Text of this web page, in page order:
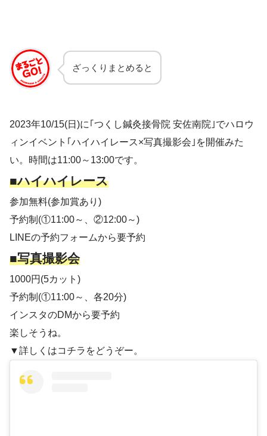
ざっくりまとめると
2023年10/15(日)に｢つくし鍼灸接骨院 安佐南院｣でハロウ
ィンイベント｢ハイハイレース×写真撮影会｣を開催みた
い。時間は11:00～13:00です。
■ハイハイレース
参加無料(参加賞あり)
予約制(①11:00～、②12:00～)
LINEの予約フォームから要予約
■写真撮影会
1000円(5カット)
予約制(①11:00～、各20分)
インスタのDMから要予約
楽しそうね。
▼詳しくはコチラをどうぞー。